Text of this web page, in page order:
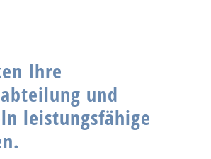
Ihre
und
leistungsfähige